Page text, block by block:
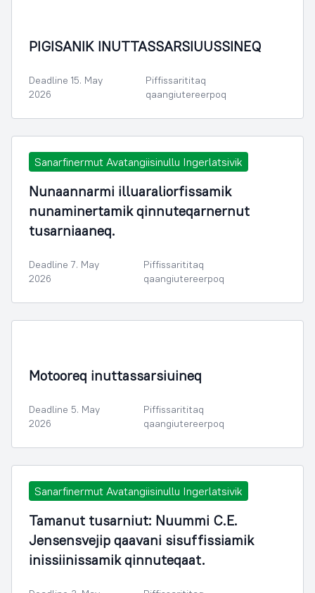
PIGISANIK INUTTASSARSIUUSSINEQ
Deadline 15. May
2026
Piffissarititaq
qaangiutereerpoq
Sanarfinermut Avatangiisinullu Ingerlatsivik
Nunaannarmi illuaraliorfissamik
nunaminertamik qinnuteqarnernut
tusarniaaneq.
Deadline 7. May
2026
Piffissarititaq
qaangiutereerpoq
Motooreq inuttassarsiuineq
Deadline 5. May
2026
Piffissarititaq
qaangiutereerpoq
Sanarfinermut Avatangiisinullu Ingerlatsivik
Tamanut tusarniut: Nuummi C.E.
Jensensvejip qaavani sisuffissiamik
inissiinissamik qinnuteqaat.